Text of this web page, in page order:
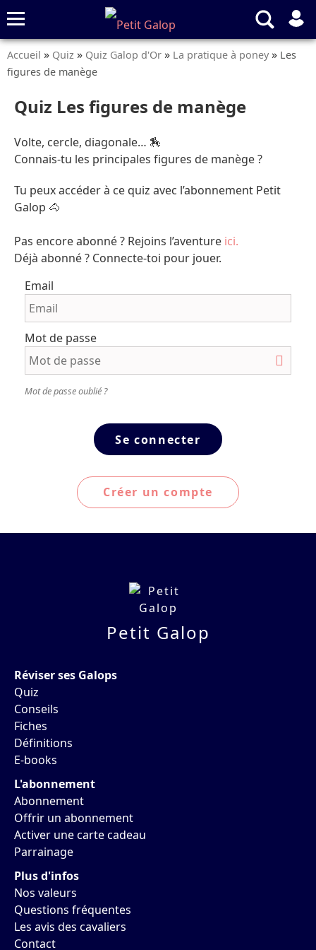
Quiz
Conseils
Fiches
S’abonner
Accueil » Quiz » Quiz Galop d'Or » La pratique à poney » Les
figures de manège
Quiz Les figures de manège
Volte, cercle, diagonale… 🏇
Connais-tu les principales figures de manège ?
Tu peux accéder à ce quiz avec l’abonnement Petit
Galop 🐴
Pas encore abonné ? Rejoins l’aventure ici.
Déjà abonné ? Connecte-toi pour jouer.
Email
Mot de passe
Mot de passe oublié ?
Créer un compte
Petit Galop
Réviser ses Galops
Quiz
Conseils
Fiches
Définitions
E-books
L'abonnement
Abonnement
Offrir un abonnement
Activer une carte cadeau
Parrainage
Plus d'infos
Nos valeurs
Questions fréquentes
Les avis des cavaliers
Contact